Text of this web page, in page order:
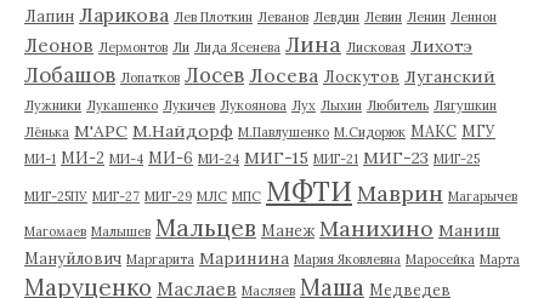
Лапин Ларикова Лев Плоткин Леванов Левдин Левин Ленин Леннон
Леонов Лермонтов Ли Лида Ясенева Лина Лисковая Лихотэ
Лобашов Лопатков Лосев Лосева Лоскутов Луганский
Лужники Лукашенко Лукичев Лукоянова Лух Лыхин Любитель Лягушкин
Лёнька М'АРС М.Найдорф М.Павлушенко М.Сидорюк МАКС МГУ
МИ-1 МИ-2 МИ-4 МИ-6 МИ-24 МИГ-15 МИГ-21 МИГ-23 МИГ-25
МИГ-25ПУ МИГ-27 МИГ-29 МЛС МПС МФТИ Маврин Магарычев
Магомаев Малышев Мальцев Манеж Манихино Маниш
Мануйлович Маргарита Маринина Мария Яковлевна Маросейка Марта
Маруценко Маслаев Масляев Маша Медведев